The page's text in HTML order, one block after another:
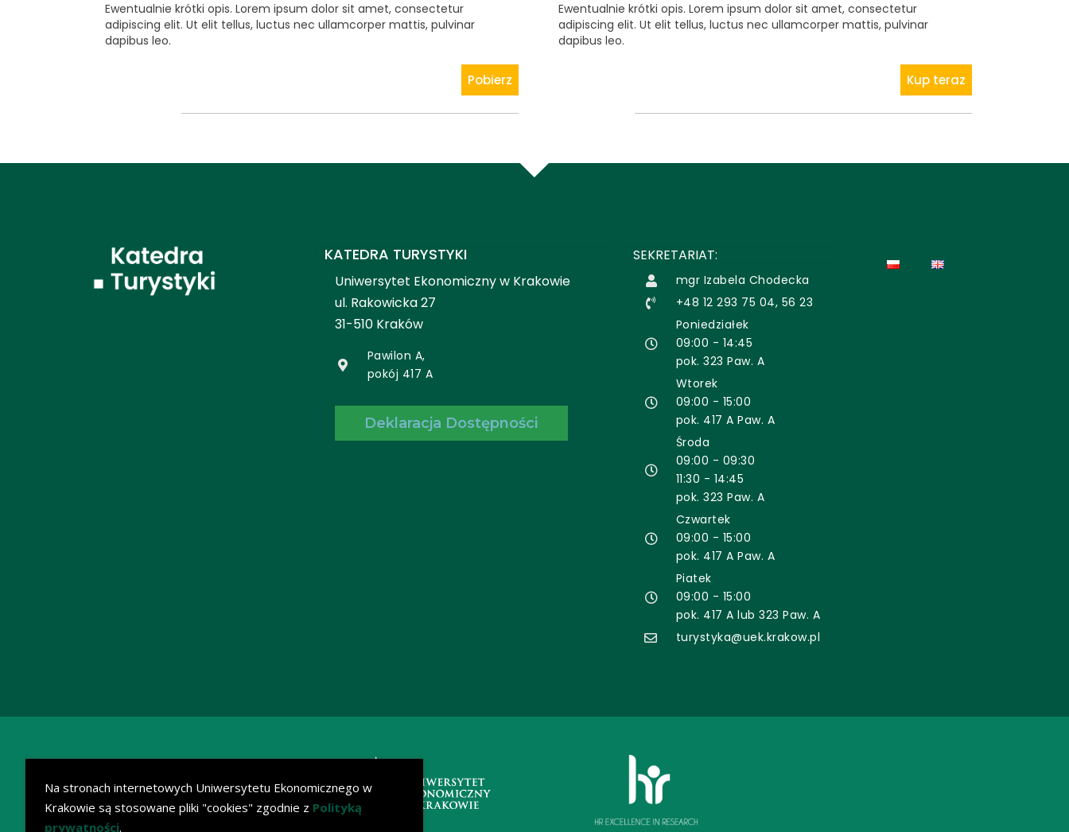
Ewentualnie krótki opis. Lorem ipsum dolor sit amet, consectetur
adipiscing elit. Ut elit tellus, luctus nec ullamcorper mattis, pulvinar
dapibus leo.
Pobierz
Ewentualnie krótki opis. Lorem ipsum dolor sit amet, consectetur
adipiscing elit. Ut elit tellus, luctus nec ullamcorper mattis, pulvinar
dapibus leo.
Kup teraz
KATEDRA TURYSTYKI
Uniwersytet Ekonomiczny w Krakowie
ul. Rakowicka 27
31-510 Kraków
Pawilon A,
pokój 417 A
Deklaracja Dostępności
SEKRETARIAT:
mgr Izabela Chodecka
+48 12 293 75 04, 56 23
Poniedziałek
09:00 - 14:45
pok. 323 Paw. A
Wtorek
09:00 - 15:00
pok. 417 A Paw. A
Środa
09:00 - 09:30
11:30 - 14:45
pok. 323 Paw. A
Czwartek
09:00 - 15:00
pok. 417 A Paw. A
Piatek
09:00 - 15:00
pok. 417 A lub 323 Paw. A
turystyka@uek.krakow.pl
Na stronach internetowych Uniwersytetu Ekonomicznego w
Krakowie są stosowane pliki "cookies" zgodnie z Polityką
prywatności.